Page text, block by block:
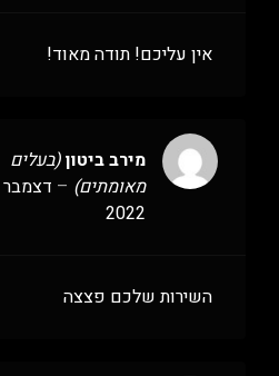
אין עליכם! תודה מאוד!
מירב ביטון(בעלים
מאומתים) –
2022
השירות שלכם פצצה